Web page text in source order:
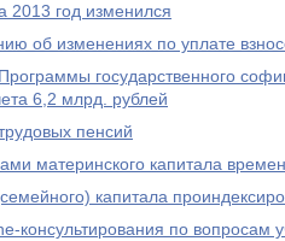
2013 год изменился
об изменениях по уплате
государственного
6,2 млрд. рублей
пенсий
материнского капитала
капитала
консультирования по вопросам